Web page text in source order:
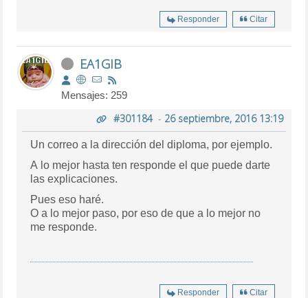
Responder Citar
EA1GIB
Mensajes: 259
#301184- 26 septiembre, 2016 13:19
Un correo a la dirección del diploma, por ejemplo.
A lo mejor hasta ten responde el que puede darte
las explicaciones.
Pues eso haré.
O a lo mejor paso, por eso de que a lo mejor no
me responde.
Responder Citar